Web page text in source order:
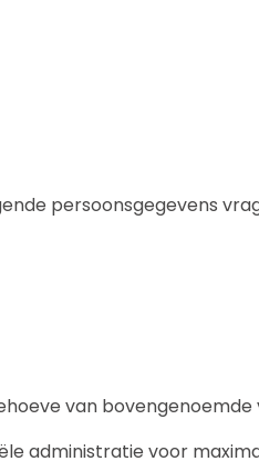
persoonsgegevens
van
administratie voor